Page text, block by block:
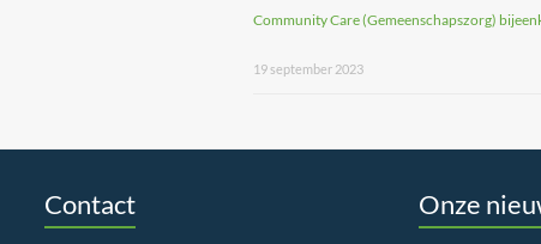
Community Care (Gemeenschapszorg)
19 september 2023
Contact Onze